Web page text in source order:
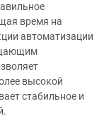
время на
автоматизации
высокой
стабильное и